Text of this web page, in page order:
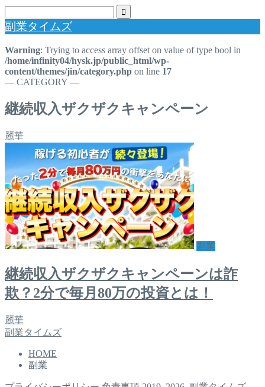
副業タイムズ
Warning: Trying to access array offset on value of type bool in
/home/infinity04/hysk.jp/public_html/wp-
content/themes/jin/category.php on line 17
― CATEGORY ―
継続収入ザクザクキャンペーン
麗華
副業
継続収入ザクザクキャンペーンは詐
欺？2分で毎月80万の投資とは！
麗華
副業タイムズ
HOME
副業